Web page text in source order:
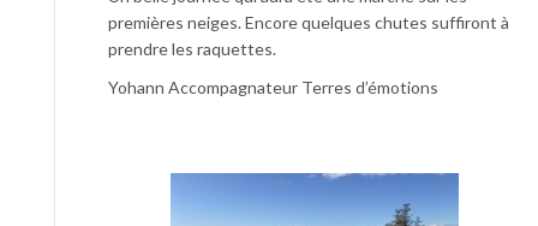
premières neiges. Encore quelques chutes suffiront à
prendre les raquettes.
Yohann Accompagnateur Terres d’émotions